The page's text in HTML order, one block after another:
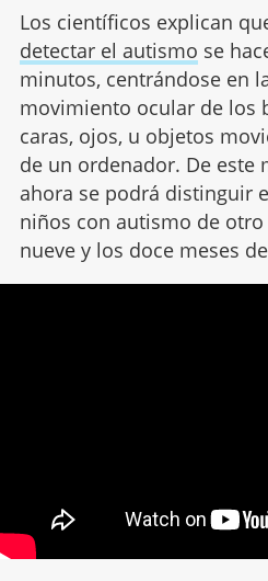
Los científicos explican
detectar el autismo se
minutos, centrándose en
movimiento ocular de los
caras, ojos, u objetos
de un ordenador. De este
ahora se podrá distinguir
niños con autismo de
nueve y los doce meses